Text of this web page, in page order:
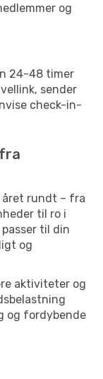
og
24-48 timer
sender
check-in-
året rundt – fra
til ro i
til din
og
aktiviteter og
og fordybende